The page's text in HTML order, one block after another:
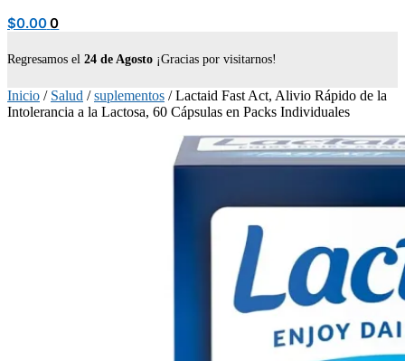
$0.00 0
Regresamos el 24 de Agosto ¡Gracias por visitarnos!
Inicio / Salud /suplementos /Lactaid Fast Act, Alivio Rápido de la
Intolerancia a la Lactosa, 60 Cápsulas en Packs Individuales